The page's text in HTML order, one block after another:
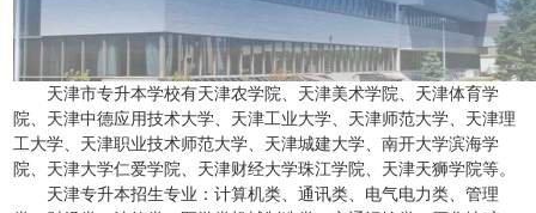
天津市专升本学校有天津农学院、天津美术学院、天津体育学
院、天津中德应用技术大学、天津工业大学、天津师范大学、天津理
工大学、天津职业技术师范大学、天津城建大学、南开大学滨海学
院、天津大学仁爱学院、天津财经大学珠江学院、天津天狮学院等。
天津专升本招生专业：计算机类、通讯类、电气电力类、管理